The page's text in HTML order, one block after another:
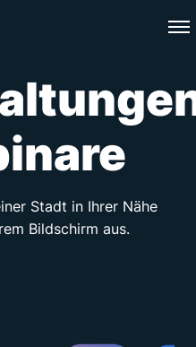
Stadt in Ihrer Nähe
Bildschirm aus.